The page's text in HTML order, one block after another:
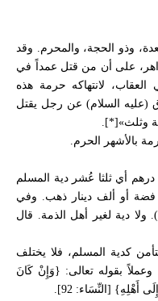
وذو الحجة، والمحرم. وقد
على أن من قتل عمداً في
لانتهاكه حرمة هذه
(عليه السلام) عن رجل يقتل
وثلث»[*].
بالأشهر الحرم.
- قال الشيعة الإمامية[*]: دية الذمي 800 درهم أي ثلثا عُشر دية المسلم
فضة أو ألف دينار ذهب. وفي
ولا دية لغير أهل الذمة. قال
كدية المسلم، فلا يختلف
وعملاً بقوله تعالى: {وَإِنْ كَانَ
أَهْلِهِ} [النِّسَاء: 92].